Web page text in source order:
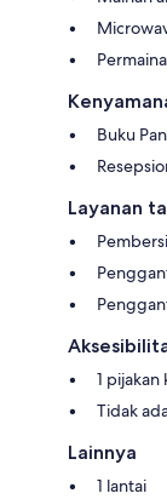
Buku
Layanan
1
Tidak
Lainnya
1 lantai